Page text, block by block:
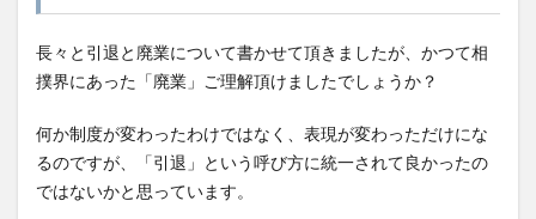
長々と引退と廃業について書かせて頂きましたが、かつて相
撲界にあった「廃業」ご理解頂けましたでしょうか？
何か制度が変わったわけではなく、表現が変わっただけにな
るのですが、「引退」という呼び方に統一されて良かったの
ではないかと思っています。